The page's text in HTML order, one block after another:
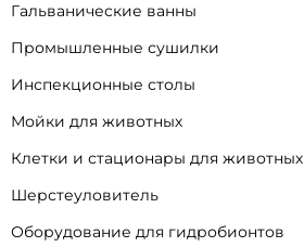
Гальванические ванны
Промышленные сушилки
Инспекционные столы
Мойки для животных
Клетки и стационары для животных
Шерстеуловитель
Оборудование для гидробионтов